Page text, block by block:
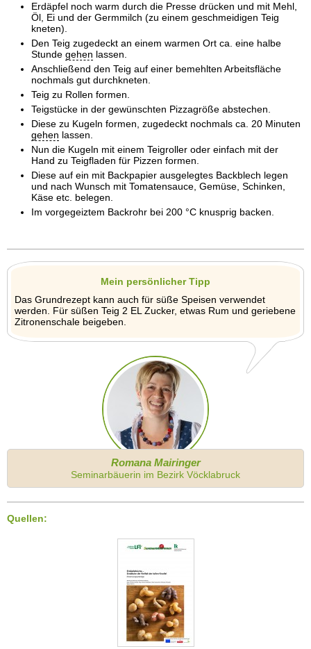
Erdäpfel noch warm durch die Presse drücken und mit Mehl,
Öl, Ei und der Germmilch (zu einem geschmeidigen Teig
kneten).
Den Teig zugedeckt an einem warmen Ort ca. eine halbe
Stunde gehen lassen.
Anschließend den Teig auf einer bemehlten Arbeitsfläche
nochmals gut durchkneten.
Teig zu Rollen formen.
Teigstücke in der gewünschten Pizzagröße abstechen.
Diese zu Kugeln formen, zugedeckt nochmals ca. 20 Minuten
gehen lassen.
Nun die Kugeln mit einem Teigroller oder einfach mit der
Hand zu Teigfladen für Pizzen formen.
Diese auf ein mit Backpapier ausgelegtes Backblech legen
und nach Wunsch mit Tomatensauce, Gemüse, Schinken,
Käse etc. belegen.
Im vorgegeiztem Backrohr bei 200 °C knusprig backen.
Mein persönlicher Tipp
Das Grundrezept kann auch für süße Speisen verwendet
werden. Für süßen Teig 2 EL Zucker, etwas Rum und geriebene
Zitronenschale beigeben.
Romana Mairinger
Seminarbäuerin im Bezirk Vöcklabruck
Quellen: